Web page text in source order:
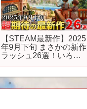
【STEAM最新作】2025
年9月下旬 まさかの新作
ラッシュ26選！いろい
集結！
【PS/Switch/Xbox】